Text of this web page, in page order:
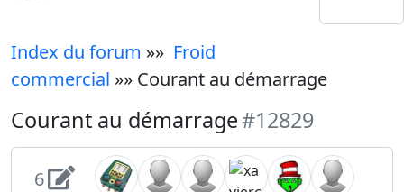
Index du forum »» Froid
commercial »» Courant au démarrage
Courant au démarrage#12829
6